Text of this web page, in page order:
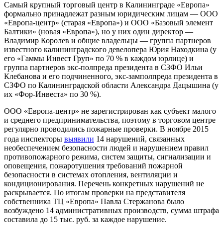
Самый крупный торговый центр в Калининграде «Европа»
формально принадлежат разным юридическим лицам — ООО
«Европа-центр» (старая «Европа») и ООО «Базовый элемент
Балтики» (новая «Европа»), но у них один директор —
Владимир Королев и общие владельцы — группа партнеров
известного калининградского девелопера Юрия Находкина (у
его «Гаммы Инвест Груп» по 70 % в каждом юрлице) и
группа партнеров экс-полпреда президента в СЗФО Ильи
Клебанова и его подчиненного, экс-замполпреда президента в
СЗФО по Калининградской области Александра Дацышина (у
их «Фор-Инвеста» по 30 %).
ООО «Европа-центр» не зарегистрирован как субъект малого
и среднего предпринимательства, поэтому в торговом центре
регулярно проводились пожарные проверки. В ноябре 2015
года инспекторы выявили 14 нарушений, связанных
необеспечением безопасности людей и нарушением правил
противопожарного режима, систем защиты, сигнализации и
оповещения, пожаротушения требований пожарной
безопасности в системах отопления, вентиляции и
кондиционирования. Перечень конкретных нарушений не
раскрывается. По итогам проверки на представителя
собственника ТЦ «Европа» Павла Стержанова было
возбуждено 14 административных производств, сумма штрафа
составила до 15 тыс. руб. за каждое нарушение.